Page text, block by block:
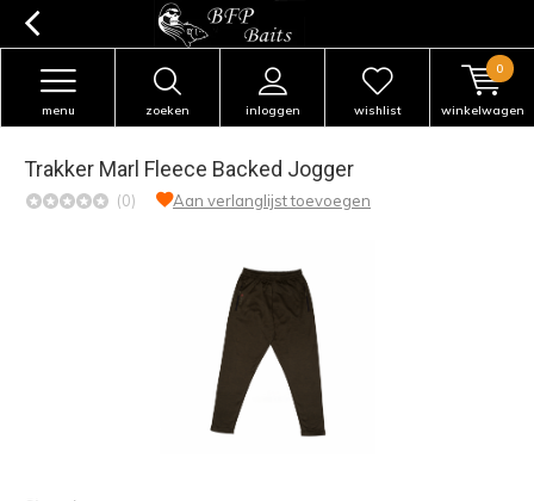
zoeken inloggen
menu wishlist winkelwagen
0
Trakker Marl Fleece Backed Jogger
(0) Aan verlanglijst toevoegen